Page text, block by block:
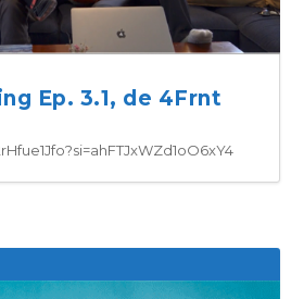
Ep. 3.1, de 4Frnt